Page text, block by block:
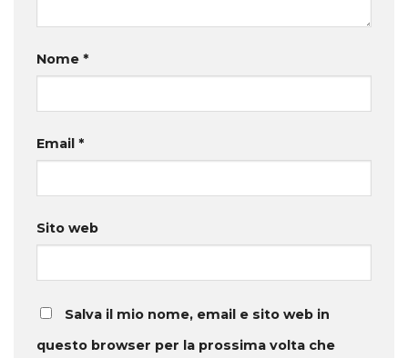
Nome *
Email *
Sito web
Salva il mio nome, email e sito web in
questo browser per la prossima volta che